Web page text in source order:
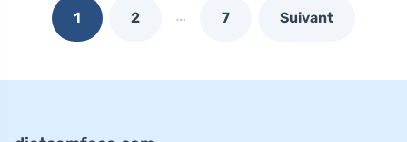
1 2 … 7 Suivant